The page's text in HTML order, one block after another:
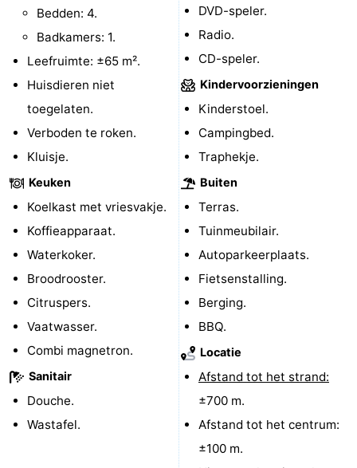
Zwembaden
-
Wandelen
-
Maneges
-
Golfbanen
en
Ringrijden
Mondriaan
Toorop
Evenementen
Praktisch
Bedden: 4.
Badkamers: 1.
Leefruimte: ±65 m².
Huisdieren niet
toegelaten.
Verboden te roken.
Kluisje.
Keuken
Koelkast met vriesvakje.
Koffieapparaat.
Waterkoker.
Broodrooster.
Citruspers.
Vaatwasser.
Combi magnetron.
Sanitair
Douche.
Wastafel.
DVD-speler.
Radio.
CD-speler.
Kindervoorzieningen
Kinderstoel.
Campingbed.
Traphekje.
Buiten
Terras.
Tuinmeubilair.
Autoparkeerplaats.
Fietsenstalling.
Berging.
BBQ.
Locatie
Afstand tot het strand:
±700 m.
Afstand tot het centrum:
±100 m.